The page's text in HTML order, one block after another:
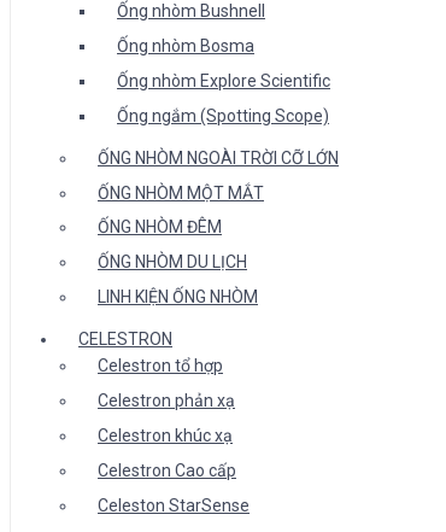
Ống nhòm Bushnell
Ống nhòm Bosma
Ống nhòm Explore Scientific
Ống ngắm (Spotting Scope)
ỐNG NHÒM NGOÀI TRỜI CỠ LỚN
ỐNG NHÒM MỘT MẮT
ỐNG NHÒM ĐÊM
ỐNG NHÒM DU LỊCH
LINH KIỆN ỐNG NHÒM
CELESTRON
Celestron tổ hợp
Celestron phản xạ
Celestron khúc xạ
Celestron Cao cấp
Celeston StarSense